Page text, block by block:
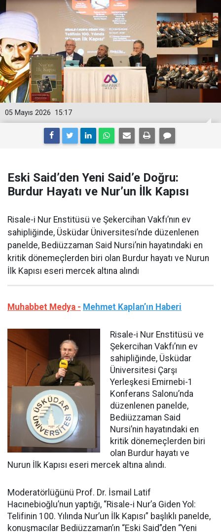
15:17
05 Mayıs 2026
Eski Said’den Yeni Said’e Doğru:
Burdur Hayatı ve Nur’un İlk Kapısı
Risale-i Nur Enstitüsü ve Şekercihan Vakfı’nın ev
sahipliğinde, Üsküdar Üniversitesi’nde düzenlenen
panelde, Bediüzzaman Said Nursi’nin hayatındaki en
kritik dönemeçlerden biri olan Burdur hayatı ve Nurun
İlk Kapısı eseri mercek altına alındı
Muhabbet Medya - Mehmet Kaplan’ın Haberi
Risale-i Nur Enstitüsü ve
Şekercihan Vakfı’nın ev
sahipliğinde, Üsküdar
Üniversitesi Çarşı
Yerleşkesi Emirnebi-1
Konferans Salonu’nda
düzenlenen panelde,
Bediüzzaman Said
Nursi’nin hayatındaki en
kritik dönemeçlerden biri
olan Burdur hayatı ve
Nurun İlk Kapısı eseri mercek altına alındı.
Moderatörlüğünü Prof. Dr. İsmail Latif
Hacınebioğlu’nun yaptığı, “Risale-i Nur’a Giden Yol:
Telifinin 100. Yılında Nur’un İlk Kapısı” başlıklı panelde,
konuşmacılar Bediüzzaman’ın “Eski Said”den “Yeni